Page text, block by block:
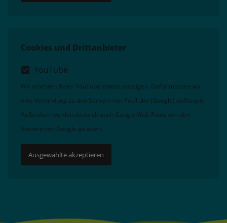
Cookies und Drittanbieter
YouTube
Wir möchten Ihnen YouTube Videos anzeigen. Dafür müssen wir
eine Verbindung zu den Servern von YouTube (Google) aufbauen.
Außerdem werden dadurch auch Google Web Fonts von den
Servern von Google geladen.
Ausgewählte akzeptieren